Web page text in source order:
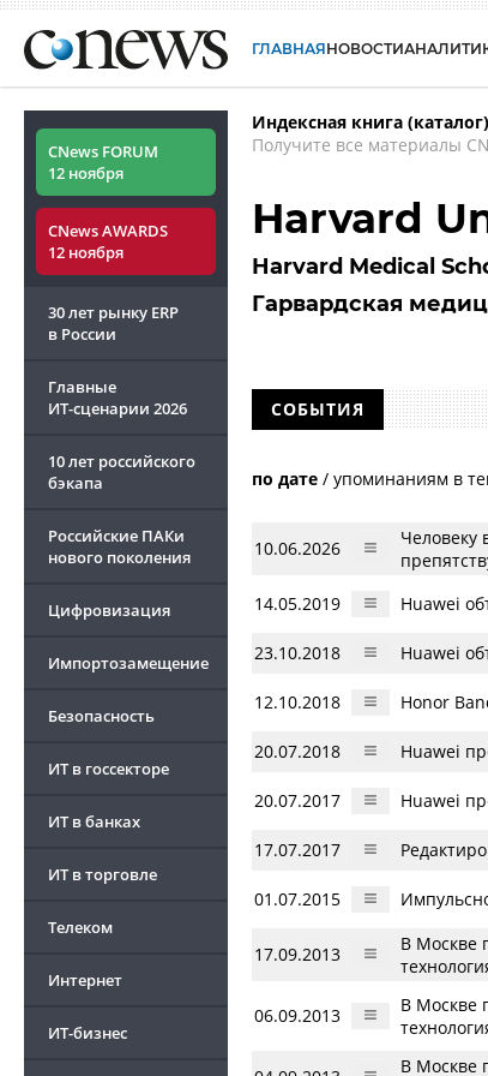
ГЛАВНАЯНОВОСТИ
CNews FORUM
12 ноября
CNews AWARDS
12 ноября
30 лет рынку ERP
в России
Главные
ИТ-сценарии 2026
10 лет российского
бэкапа
Российские ПАКи
нового поколения
Цифровизация
Импортозамещение
Безопасность
ИТ в госсекторе
ИТ в банках
ИТ в торговле
Телеком
Интернет
ИТ-бизнес
Индексная книга
Получите все материалы
Harvard
Harvard Medical
Гарвардская
СОБЫТИЯ
по дате / упоминаниям в
10.06.2026
Человеку
14.05.2019 Huawei
23.10.2018 Huawei
12.10.2018 Honor
20.07.2018 Huawei
20.07.2017 Huawei
17.07.2017
01.07.2015
17.09.2013
В Москве
06.09.2013
В Москве
В Москве